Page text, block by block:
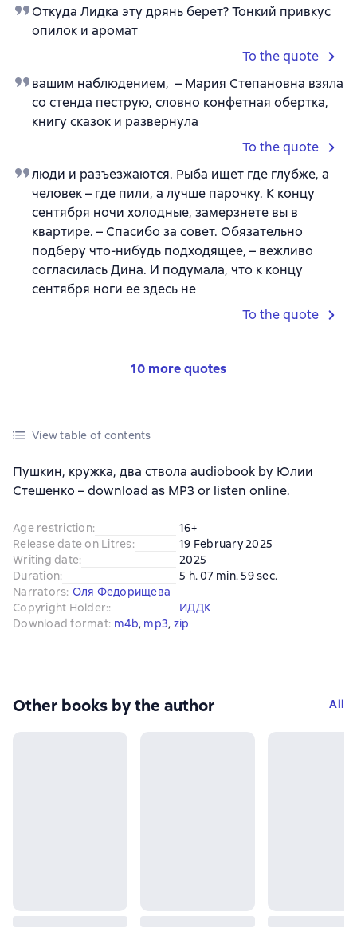
Откуда Лидка эту дрянь берет? Тонкий привкус
опилок и аромат
To the quote
вашим наблюдением, – Мария Степановна взяла
со стенда пеструю, словно конфетная обертка,
книгу сказок и развернула
To the quote
люди и разъезжаются. Рыба ищет где глубже, а
человек – где пили, а лучше парочку. К концу
сентября ночи холодные, замерзнете вы в
квартире. – Спасибо за совет. Обязательно
подберу что-нибудь подходящее, – вежливо
согласилась Дина. И подумала, что к концу
сентября ноги ее здесь не
To the quote
10 more quotes
View table of contents
Пушкин, кружка, два ствола audiobook by Юлии
Стешенко – download as MP3 or listen online.
Age restriction:
16+
Release date on Litres:
19 February 2025
Writing date:
2025
Duration:
5 h. 07 min. 59 sec.
Narrators: Оля Федорищева
Copyright Holder::
ИДДК
Download format: m4b, mp3, zip
Other books by the author All